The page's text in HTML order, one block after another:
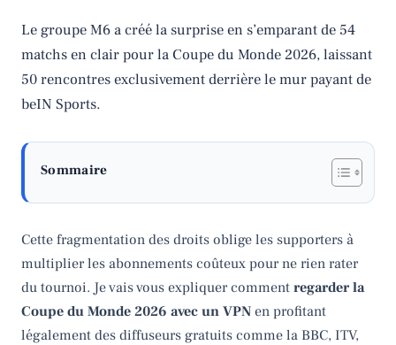
Le groupe M6 a créé la surprise en s’emparant de 54
matchs en clair pour la Coupe du Monde 2026, laissant
50 rencontres exclusivement derrière le mur payant de
beIN Sports.
Sommaire
Cette fragmentation des droits oblige les supporters à
multiplier les abonnements coûteux pour ne rien rater
du tournoi. Je vais vous expliquer comment regarder la
Coupe du Monde 2026 avec un VPN en profitant
légalement des diffuseurs gratuits comme la BBC, ITV,